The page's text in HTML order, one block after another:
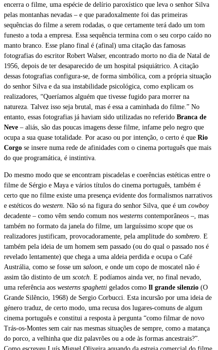
encerra o filme, uma espécie de delírio paroxístico que leva o senhor Silva
pelas montanhas nevadas – e que paradoxalmente foi das primeiras
sequências do filme a serem rodadas, o que certamente terá dado um tom
funesto a toda a empresa. Essa sequência termina com o seu corpo caído no
manto branco. Esse plano final é (afinal) uma citação das famosas
fotografias do escritor Robert Walser, encontrado morto no dia de Natal de
1956, depois de ter desaparecido de um hospital psiquiátrico. A citação
dessas fotografias configura-se, de forma simbólica, com a própria situação
do senhor Silva e da sua instabilidade psicológica, como explicam os
realizadores, “Queríamos alguém que tivesse fugido para morrer na
natureza. Talvez isso seja brutal, mas é essa a caminhada do filme.” No
entanto, essas fotografias já haviam sido utilizadas no referido Branca de
Neve – aliás, são das poucas imagens desse filme, infame pelo negro que
ocupa a sua quase totalidade. Por acaso ou por intenção, o certo é que Rio
Corgo se insere numa rede de afinidades com o cinema português que mais
do que programática, é instintiva.
Do mesmo modo que se encontram piscadelas e coerências estéticas entre o
filme de Sérgio e Maya e vários títulos do cinema português, também é
certo que no filme existe uma presença evidente dos formalismos narrativos
e estéticos do western . Não só na figura do senhor Silva, que é um cowboy
decadente – como vêm sendo comum nos westerns contemporâneos –, mas
também no formato da janela do filme, um larguíssimo scope que os
realizadores justificam, provocadoramente, pela amplitude do sombrero . E
também pela ideia de um homem sem passado (ou do qual o passado nos é
revelado lentamente) que chega a uma aldeia perdida e ocupa o Café
Austrália, como se fosse um saloon , e onde um copo de moscatel não é
assim tão distinto de um scotch . E podíamos ainda ver, no final nevado,
uma referência aos westerns spaghetti gelados como Il grande silenzio (O
Grande Silêncio, 1968) de Sergio Corbucci. Esta incursão por uma ideia de
género traduz, de certo modo, uma recusa dos lugares-comuns de algum
cinema português e constitui a resposta à pergunta “como filmar de novo
Trás-os-Montes sem cair nas mesmas situações de sempre, como a matança
do porco, a velhinha que diz palavrões ou a ode às formas ancestrais?”.